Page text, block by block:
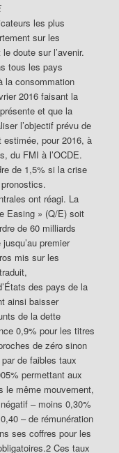
les plus
sur les
doute sur l’avenir.
tous les pays
la consommation
2016 faisant la
et que la
l’objectif prévu de
estimée, pour 2016, à
du FMI à l’OCDE.
de 1,5% si la crise
ont réagi. La
Easing » (Q/E) soit
de 60 milliards
premier
mis sur les
des pays de la
ainsi baisser
de la dette
0,9% pour les titres
de zéro sinon
de faibles taux
permettant aux
le même mouvement,
– moins 0,30%
– de rémunération
ses coffres pour les
Ces taux